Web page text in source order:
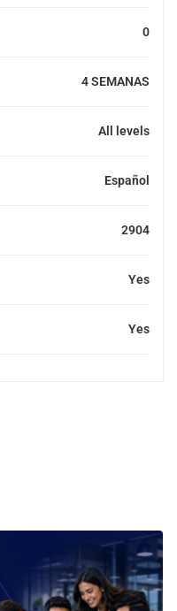
0
4 SEMANAS
All levels
Español
2904
Yes
Yes